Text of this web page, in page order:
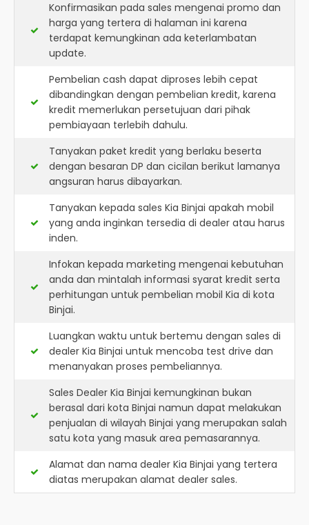
Konfirmasikan pada sales mengenai promo dan
harga yang tertera di halaman ini karena
terdapat kemungkinan ada keterlambatan
update.
Pembelian cash dapat diproses lebih cepat
dibandingkan dengan pembelian kredit, karena
kredit memerlukan persetujuan dari pihak
pembiayaan terlebih dahulu.
Tanyakan paket kredit yang berlaku beserta
dengan besaran DP dan cicilan berikut lamanya
angsuran harus dibayarkan.
Tanyakan kepada sales Kia Binjai apakah mobil
yang anda inginkan tersedia di dealer atau harus
inden.
Infokan kepada marketing mengenai kebutuhan
anda dan mintalah informasi syarat kredit serta
perhitungan untuk pembelian mobil Kia di kota
Binjai.
Luangkan waktu untuk bertemu dengan sales di
dealer Kia Binjai untuk mencoba test drive dan
menanyakan proses pembeliannya.
Sales Dealer Kia Binjai kemungkinan bukan
berasal dari kota Binjai namun dapat melakukan
penjualan di wilayah Binjai yang merupakan salah
satu kota yang masuk area pemasarannya.
Alamat dan nama dealer Kia Binjai yang tertera
diatas merupakan alamat dealer sales.